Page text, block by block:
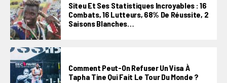
Siteu Et Ses Statistiques Incroyables : 16
Combats, 16 Lutteurs, 68% De Réussite, 2
Saisons Blanches…
Comment Peut-On Refuser Un Visa À
Tapha Tine Qui Fait Le Tour Du Monde ?